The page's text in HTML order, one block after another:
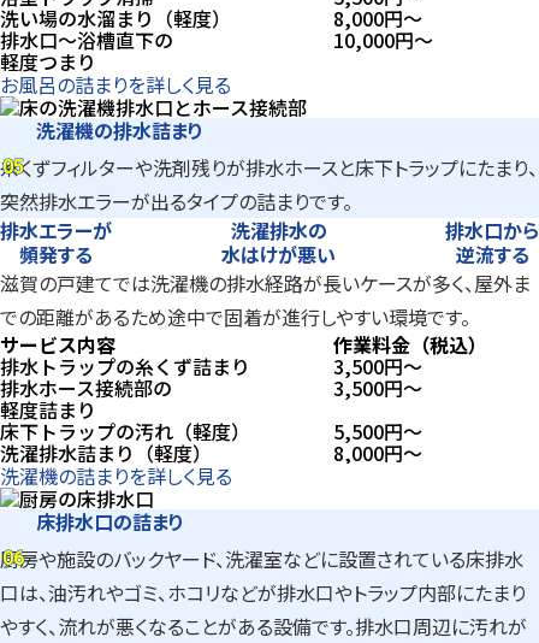
洗い場の水溜まり（軽度） 8,000円〜
排水口～浴槽直下の
軽度つまり
10,000円〜
お風呂の詰まりを詳しく見る
05
洗濯機の排水詰まり
糸くずフィルターや洗剤残りが排水ホースと床下トラップにたまり、
突然排水エラーが出るタイプの詰まりです。
排水エラーが
頻発する
洗濯排水の
水はけが悪い
排水口から
逆流する
滋賀の戸建てでは洗濯機の排水経路が長いケースが多く、屋外ま
での距離があるため途中で固着が進行しやすい環境です。
サービス内容
作業料金（税込）
排水トラップの糸くず詰まり 3,500円〜
排水ホース接続部の
軽度詰まり
3,500円〜
床下トラップの汚れ（軽度）
5,500円〜
洗濯排水詰まり（軽度） 8,000円〜
洗濯機の詰まりを詳しく見る
06
床排水口の詰まり
厨房や施設のバックヤード、洗濯室などに設置されている床排水
口は、油汚れやゴミ、ホコリなどが排水口やトラップ内部にたまり
やすく、流れが悪くなることがある設備です。排水口周辺に汚れが